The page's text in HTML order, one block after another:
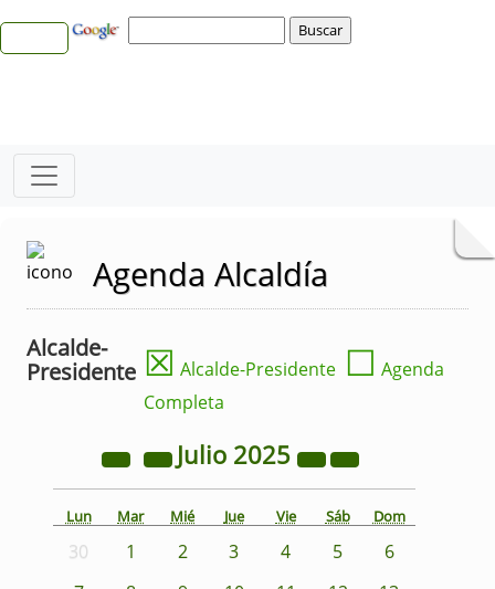
Agenda Alcaldía
Alcalde-
Presidente ☒ Alcalde-Presidente ☐ Agenda
Completa
Julio 2025
Lun Mar Mié Jue Vie Sáb Dom
30 1 2 3 4 5
6